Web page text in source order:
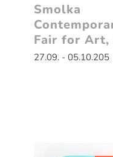
Smolka
Fair for Art,
27.09. - 05.10.205